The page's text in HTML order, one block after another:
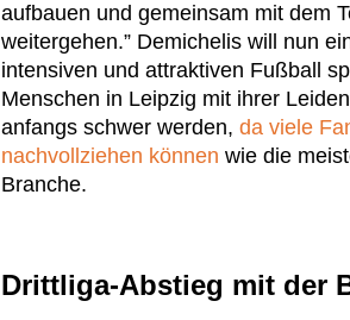
aufbauen und gemeinsam mit dem
weitergehen.” Demichelis will nun
intensiven und attraktiven Fußball
Menschen in Leipzig mit ihrer
anfangs schwer werden, da viele
nachvollziehen können wie die
Branche.
Drittliga-Abstieg mit der